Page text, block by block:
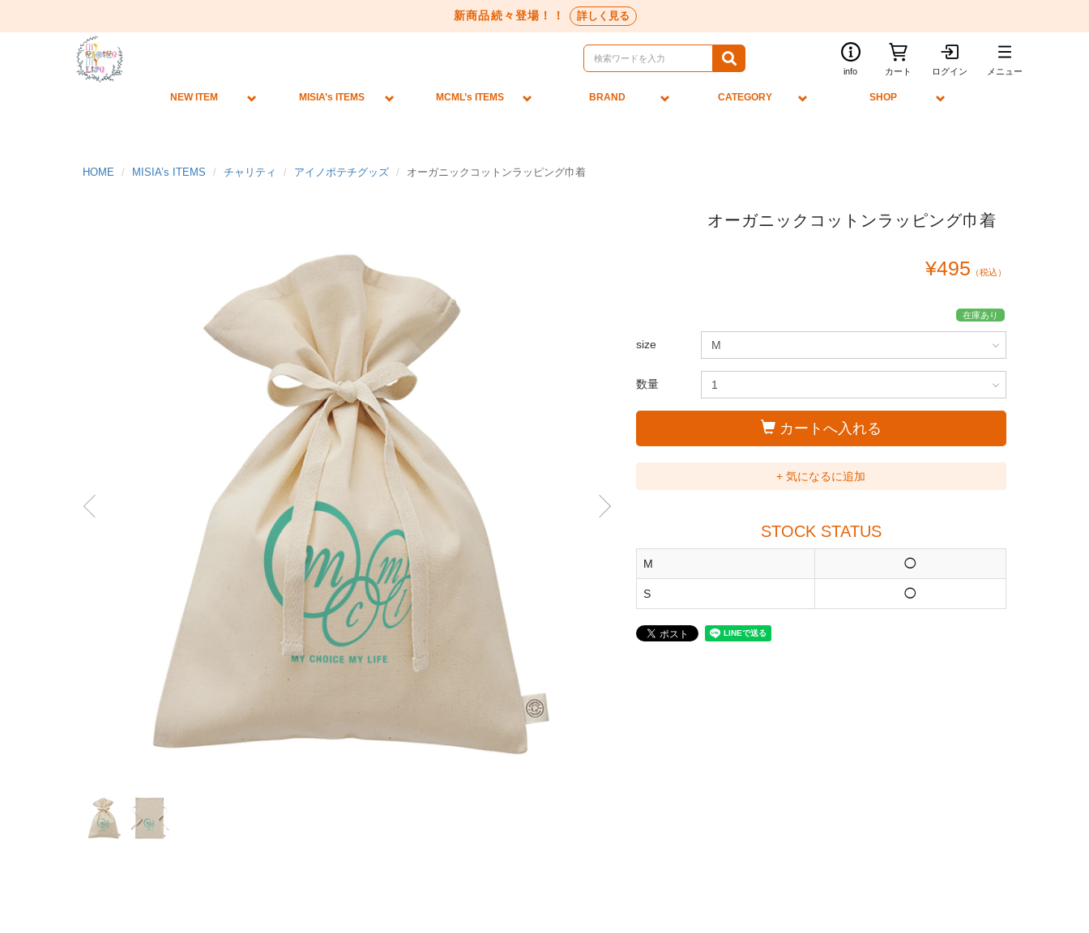
新商品続々登場！！ 詳しく見る
info カート ログイン メニュー
NEW ITEM MISIA’s ITEMS MCML’s ITEMS BRAND CATEGORY SHOP
HOME MISIA’s ITEMS チャリティ アイノポテチグッズ オーガニックコットンラッピング巾着
オーガニックコットンラッピング巾着
¥495 （税込）
在庫あり
size
数量
カートへ入れる
+ 気になるに追加
STOCK STATUS
M ◯
S ◯